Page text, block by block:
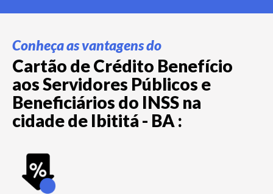
Conheça as vantagens do
Cartão de Crédito Benefício
aos Servidores Públicos e
Beneficiários do INSS na
cidade de Ibititá - BA :